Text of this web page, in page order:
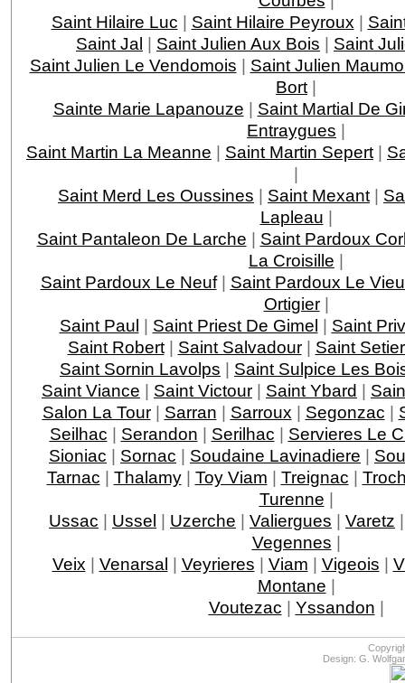
Saint Hilaire Luc | Saint Hilaire Peyroux |
Saint Jal | Saint Julien Aux Bois | Saint
Saint Julien Le Vendomois | Saint Julien
Bort |
Sainte Marie Lapanouze | Saint Martial De
Entraygues |
Saint Martin La Meanne | Saint Martin Sepert |
|
Saint Merd Les Oussines | Saint Mexant |
Lapleau |
Saint Pantaleon De Larche | Saint Pardoux
La Croisille |
Saint Pardoux Le Neuf| Saint Pardoux Le
Ortigier|
Saint Paul | Saint Priest De Gimel | Saint
Saint Robert| Saint Salvadour| Saint
Saint Sornin Lavolps | Saint Sulpice Les
Saint Viance | Saint Victour | Saint Ybard |
Salon La Tour| Sarran | Sarroux | Segonzac |
Seilhac | Serandon | Serilhac | Servieres Le
Sioniac | Sornac | Soudaine Lavinadiere |
Tarnac | Thalamy| Toy Viam | Treignac |
Turenne |
Ussac | Ussel | Uzerche | Valiergues | Varetz
Vegennes |
Veix | Venarsal | Veyrieres | Viam | Vigeois |
Montane |
Voutezac | Yssandon |
Design: G.